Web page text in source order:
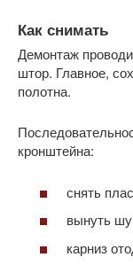
Как снимать
Демонтаж
штор. Главное,
полотна.
кронштейна:
снять
вынуть
карниз